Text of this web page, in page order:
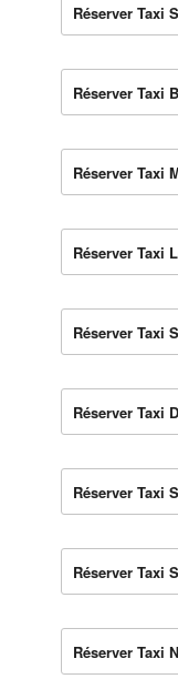
Réserver Taxi
Réserver Taxi
Réserver Taxi
Réserver Taxi
Réserver Taxi
Réserver Taxi
Réserver Taxi
Réserver Taxi
Réserver Taxi